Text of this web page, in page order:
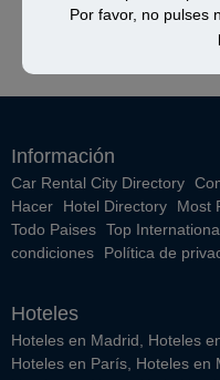
Por favor, no pulses
Información
Car Rental City Directory
Hacer
Hotel Directory Most
Todo Paises Top
condiciones
Política de
Hoteles
Hoteles en Madrid Hoteles
Hoteles en París Hoteles en